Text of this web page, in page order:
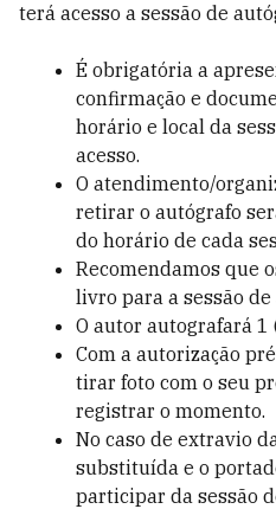
terá acesso a sessão de
É obrigatória a
confirmação e
horário e local da
acesso.
O atendimento/
retirar o autógrafo
do horário de cada
Recomendamos que
livro para a sessão de
O autor autografará
Com a autorização
tirar foto com o seu
registrar o momento.
No caso de extravio
substituída e o
participar da sessão